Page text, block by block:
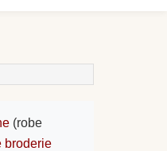
(robe
broderie